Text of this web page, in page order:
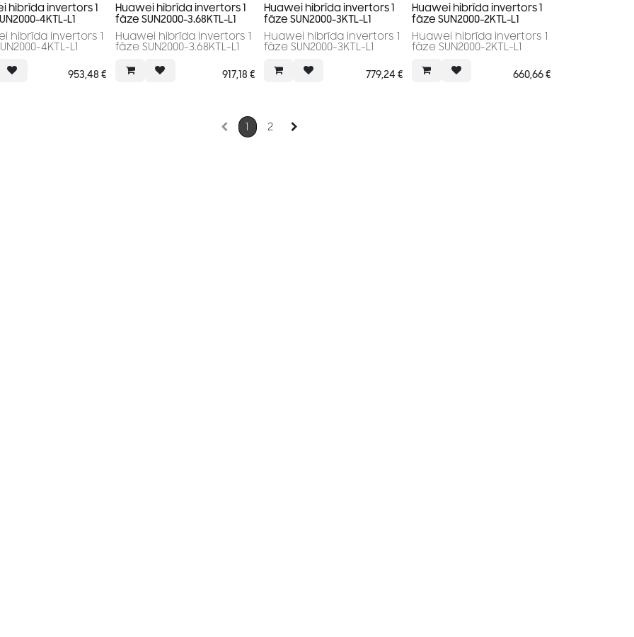
hibrīda invertors 1
4KTL-L1
hibrīda invertors 1
4KTL-L1
953,48 €
Huawei hibrīda invertors 1
fāze SUN2000-3.68KTL-L1
Huawei hibrīda invertors 1
fāze SUN2000-3.68KTL-L1
917,18 €
Huawei hibrīda invertors 1
fāze SUN2000-3KTL-L1
Huawei hibrīda invertors 1
fāze SUN2000-3KTL-L1
779,24 €
Huawei hibrīda invertors 1
fāze SUN2000-2KTL-L1
Huawei hibrīda invertors 1
fāze SUN2000-2KTL-L1
660,66€
1 2